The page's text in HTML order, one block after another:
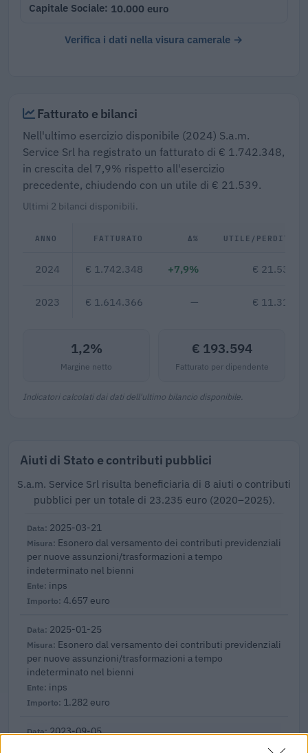
Capitale Sociale 10.000 euro
Verifica i dati nella visura camerale →
Fatturato e bilanci
Nell'ultimo esercizio disponibile (2024) S.a.m.
Service Srl ha registrato un fatturato di € 1.742.348,
in crescita del 7,9% rispetto all'esercizio
precedente, chiudendo con un utile di € 21.539.
Ultimi 2 bilanci disponibili.
ANNO FATTURATO Δ% UTILE/PERDITA
2024 € 1.742.348 +7,9% € 21.539
2023 € 1.614.366 — € 11.316
1,2%
Margine netto
€ 193.594
Fatturato per dipendente
Indicatori calcolati dai dati dell'ultimo bilancio disponibile.
Aiuti di Stato e contributi pubblici
S.a.m. Service Srl risulta beneficiaria di 8 aiuti o contributi
pubblici per un totale di 23.235 euro (2020–2025).
2025-03-21
Esonero dal versamento dei contributi previdenziali
per nuove assunzioni/trasformazioni a tempo
indeterminato nel bienni
inps
4.657 euro
2025-01-25
Esonero dal versamento dei contributi previdenziali
per nuove assunzioni/trasformazioni a tempo
indeterminato nel bienni
inps
1.282 euro
2023-09-05